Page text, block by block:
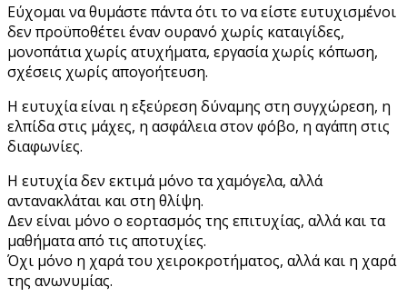
Εύχομαι να θυμάστε πάντα ότι το να είστε ευτυχισμένοι
δεν προϋποθέτει έναν ουρανό χωρίς καταιγίδες,
μονοπάτια χωρίς ατυχήματα, εργασία χωρίς κόπωση,
σχέσεις χωρίς απογοήτευση.
Η ευτυχία είναι η εξεύρεση δύναμης στη συγχώρεση, η
ελπίδα στις μάχες, η ασφάλεια στον φόβο, η αγάπη στις
διαφωνίες.
Η ευτυχία δεν εκτιμά μόνο τα χαμόγελα, αλλά
αντανακλάται και στη θλίψη.
Δεν είναι μόνο ο εορτασμός της επιτυχίας, αλλά και τα
μαθήματα από τις αποτυχίες.
Όχι μόνο η χαρά του χειροκροτήματος, αλλά και η χαρά
της ανωνυμίας.